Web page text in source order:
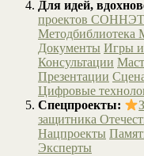
Для идей,
проектов СОННЭТ
Методбиблиотека
Документы Игры
Консультации
Презентации
Цифровые
Спецпроекты:
защитника
Нацпроекты
Эксперты